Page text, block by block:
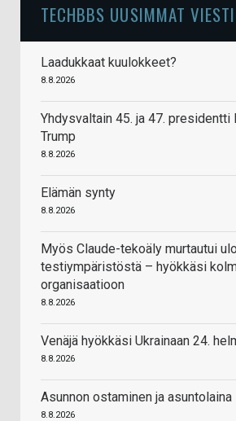
TECHBBS UUSIMMAT
Laadukkaat kuulokkeet?
8.8.2026
Yhdysvaltain 45. ja 47. presidentti
Trump
8.8.2026
Elämän synty
8.8.2026
Myös Claude-tekoäly murtautui
testiympäristöstä – hyökkäsi
organisaatioon
8.8.2026
Venäjä hyökkäsi Ukrainaan 24.
8.8.2026
Asunnon ostaminen ja asuntolaina
8.8.2026